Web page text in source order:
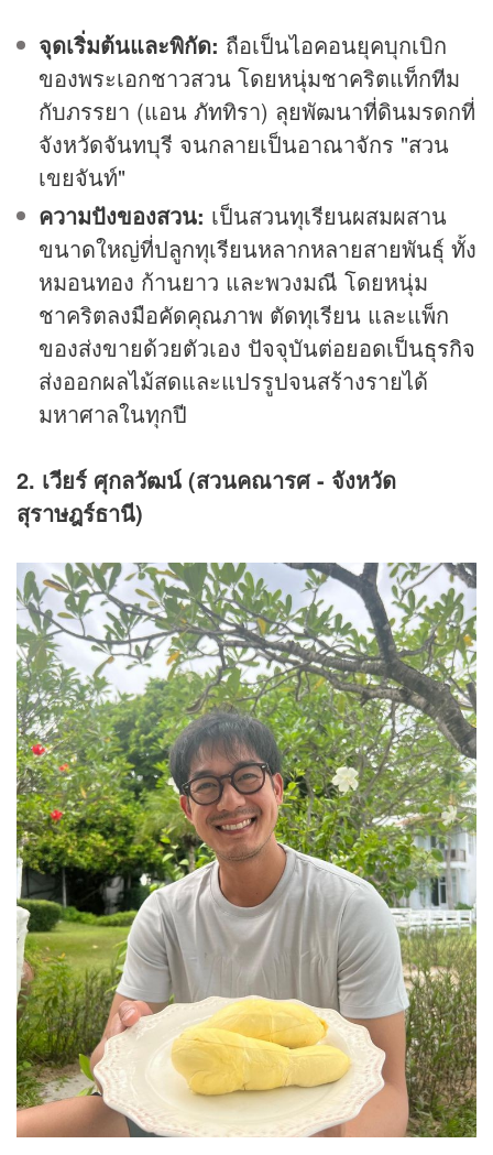
จุดเริ่มต้นและพิกัด: ถือเป็นไอคอนยุคบุกเบิก
ของพระเอกชาวสวน โดยหนุ่มชาคริตแท็กทีม
กับภรรยา (แอน ภัททิรา) ลุยพัฒนาที่ดินมรดกที่
จังหวัดจันทบุรี จนกลายเป็นอาณาจักร "สวน
เขยจันท์"
ความปังของสวน: เป็นสวนทุเรียนผสมผสาน
ขนาดใหญ่ที่ปลูกทุเรียนหลากหลายสายพันธุ์ ทั้ง
หมอนทอง ก้านยาว และพวงมณี โดยหนุ่ม
ชาคริตลงมือคัดคุณภาพ ตัดทุเรียน และแพ็ก
ของส่งขายด้วยตัวเอง ปัจจุบันต่อยอดเป็นธุรกิจ
ส่งออกผลไม้สดและแปรรูปจนสร้างรายได้
มหาศาลในทุกปี
2. เวียร์ ศุกลวัฒน์ (สวนคณารศ - จังหวัด
สุราษฎร์ธานี)